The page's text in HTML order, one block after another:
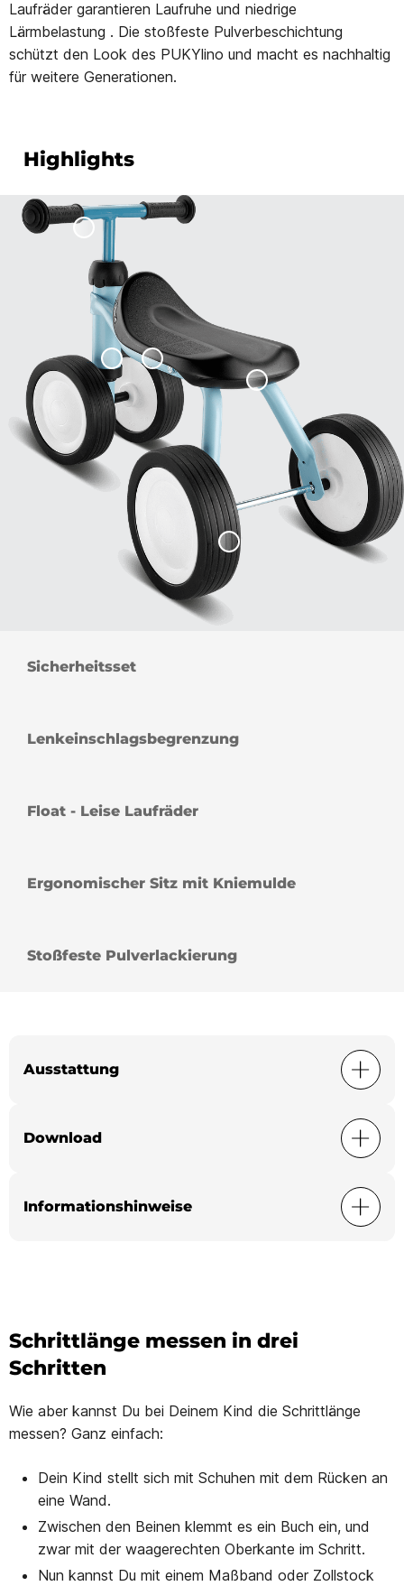
Laufräder garantieren Laufruhe und niedrige
Lärmbelastung . Die stoßfeste Pulverbeschichtung
schützt den Look des PUKYlino und macht es nachhaltig
für weitere Generationen.
Highlights
Sicherheitsset
Lenkeinschlagsbegrenzung
Float - Leise Laufräder
Ergonomischer Sitz mit Kniemulde
Stoßfeste Pulverlackierung
Ausstattung
Download
Informationshinweise
Schrittlänge messen in drei
Schritten
Wie aber kannst Du bei Deinem Kind die Schrittlänge
messen? Ganz einfach:
Dein Kind stellt sich mit Schuhen mit dem Rücken an
eine Wand.
Zwischen den Beinen klemmt es ein Buch ein, und
zwar mit der waagerechten Oberkante im Schritt.
Nun kannst Du mit einem Maßband oder Zollstock